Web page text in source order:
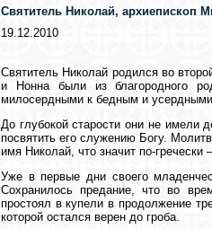
Святитель Николай, архиепископ
19.12.2010
Святитель Николай родился во
и Нонна были из благородного
милосердными к бедным и
До глубокой старости они не имели
посвятить его служению Богу.
имя Николай, что значит по-
Уже в первые дни своего
Сохранилось предание, что во
простоял в купели в продолжение
которой остался верен до гроба.